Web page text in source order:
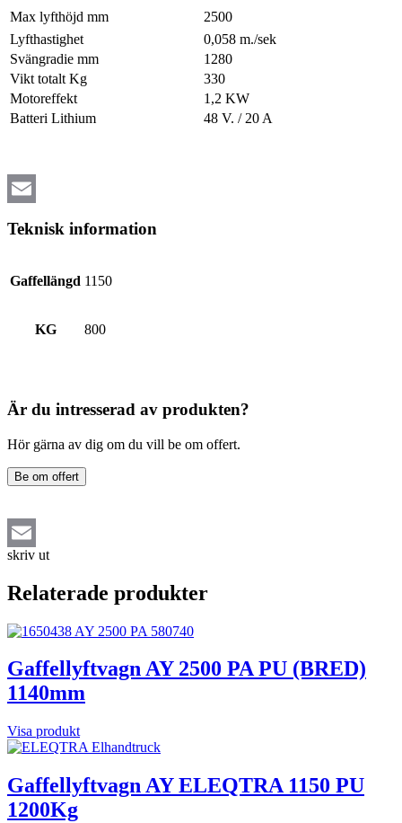
Max lyfthöjd mm
2500
Lyfthastighet
0,058 m./sek
Svängradie mm
1280
Vikt totalt Kg
330
Motoreffekt
1,2 KW
Batteri Lithium
48 V. / 20 A
Teknisk information
Gaffellängd 1150
KG 800
Är du intresserad av produkten?
Hör gärna av dig om du vill be om offert.
Be om offert
Email
skriv ut
Relaterade produkter
Gaffellyftvagn AY 2500 PA PU (BRED)
1140mm
Visa produkt
Gaffellyftvagn AY ELEQTRA 1150 PU
1200Kg